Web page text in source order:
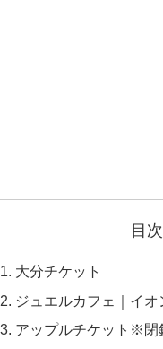
目次
大分チケット
ジュエルカフェ｜イ
アップルチケット※閉